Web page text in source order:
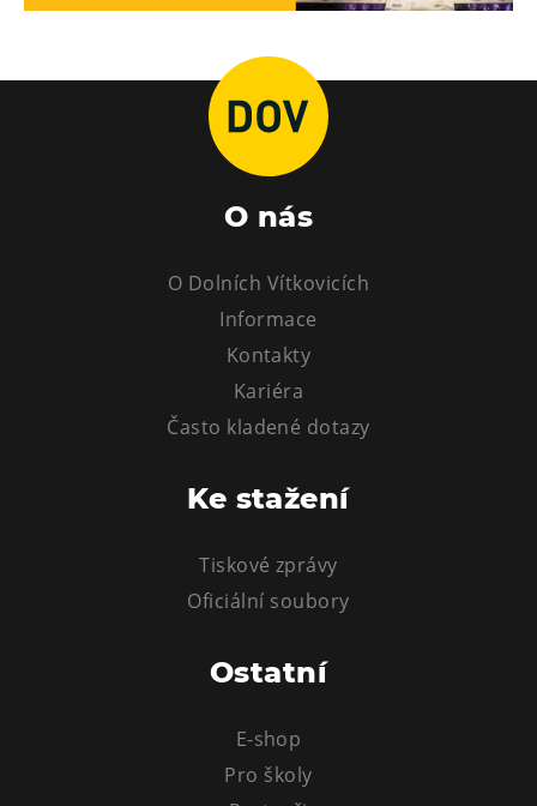
O nás
O Dolních Vítkovicích
Informace
Kontakty
Kariéra
Často kladené dotazy
Ke stažení
Tiskové zprávy
Oficiální soubory
Ostatní
E-shop
Pro školy